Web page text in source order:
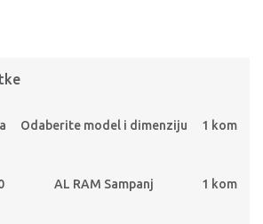
Odaberite model i dimenziju 1 kom
AL RAM Sampanj 1 kom